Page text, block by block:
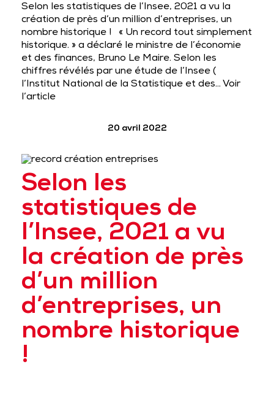
Selon les statistiques de l’Insee, 2021 a vu la
création de près d’un million d’entreprises, un
nombre historique ! « Un record tout simplement
historique. » a déclaré le ministre de l’économie
et des finances, Bruno Le Maire. Selon les
chiffres révélés par une étude de l’Insee (
l’Institut National de la Statistique et des… Voir
l’article
20 avril 2022
Selon les
statistiques de
l’Insee, 2021 a vu
la création de près
d’un million
d’entreprises, un
nombre historique
!